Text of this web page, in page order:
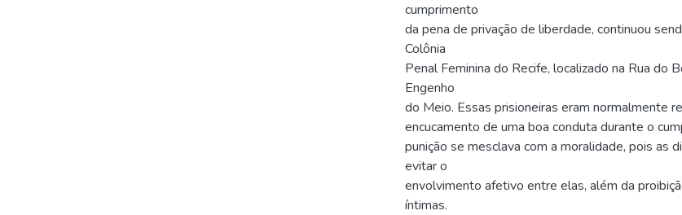
cumprimento
da pena de privação de liberdade, continuou
Colônia
Penal Feminina do Recife, localizado na Rua do
Engenho
do Meio. Essas prisioneiras eram normalmente
encucamento de uma boa conduta durante o
punição se mesclava com a moralidade, pois as
evitar o
envolvimento afetivo entre elas, além da
íntimas.